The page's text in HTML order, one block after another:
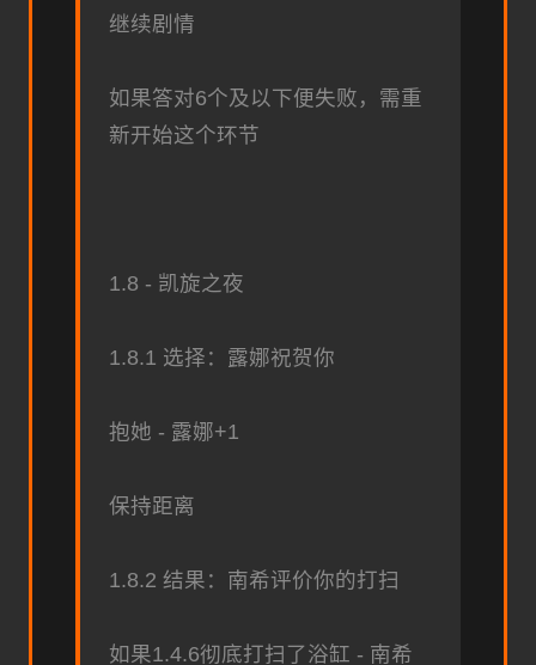
继续剧情
如果答对6个及以下便失败，需重
新开始这个环节
1.8 - 凯旋之夜
1.8.1 选择：露娜祝贺你
抱她 - 露娜+1
保持距离
1.8.2 结果：南希评价你的打扫
如果1.4.6彻底打扫了浴缸 - 南希